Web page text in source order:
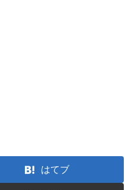
はてブ